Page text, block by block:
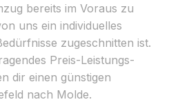
bereits im Voraus zu
uns ein individuelles
zugeschnitten ist.
Preis-Leistungs-
dir einen günstigen
nach Molde.